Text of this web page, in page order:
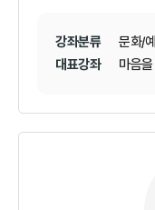
강좌분류
문화/
대표강좌
마음